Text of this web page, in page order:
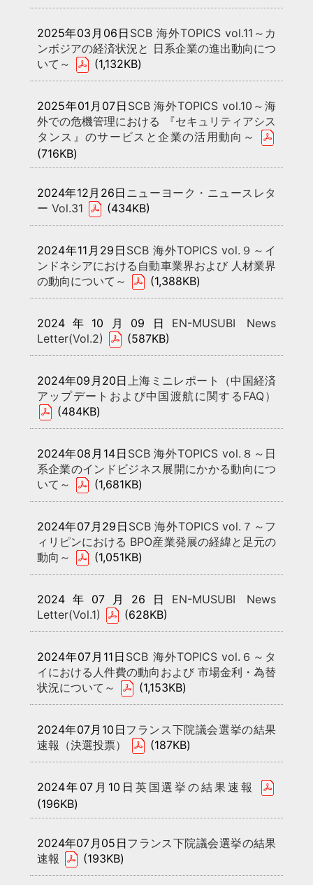
2025年03月06日 SCB 海外TOPICS vol.11～カ
ンボジアの経済状況と 日系企業の進出動向につ
いて～
(1,132KB)
2025年01月07日 SCB 海外TOPICS vol.10～海
外での危機管理における 『セキュリティアシス
タンス』のサービスと企業の活用動向～
(716KB)
2024年12月26日 ニューヨーク・ニュースレタ
ー Vol.31
(434KB)
2024年11月29日 SCB 海外TOPICS vol.９～イ
ンドネシアにおける自動車業界および 人材業界
の動向について～
(1,388KB)
2024年10月09日 EN-MUSUBI News
Letter(Vol.2)
(587KB)
2024年09月20日 上海ミニレポート（中国経済
アップデートおよび中国渡航に関するFAQ）
(484KB)
2024年08月14日 SCB 海外TOPICS vol.８～日
系企業のインドビジネス展開にかかる動向につ
いて～
(1,681KB)
2024年07月29日 SCB 海外TOPICS vol.７～フ
ィリピンにおける BPO産業発展の経緯と足元の
動向～
(1,051KB)
2024年07月26日 EN-MUSUBI News
Letter(Vol.1)
(628KB)
2024年07月11日 SCB 海外TOPICS vol.６～タ
イにおける人件費の動向および 市場金利・為替
状況について～
(1,153KB)
2024年07月10日フランス下院議会選挙の結果
速報（決選投票）
(187KB)
2024年07月10日 英国選挙の結果速報
(196KB)
2024年07月05日フランス下院議会選挙の結果
速報
(193KB)